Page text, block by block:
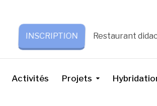
INSCRIPTION Restaurant
Activités Projets